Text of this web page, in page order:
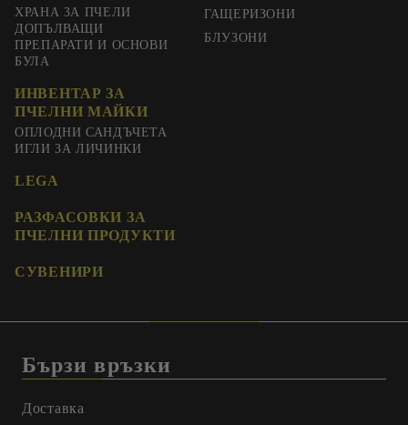
ХРАНА ЗА ПЧЕЛИ
ДОПЪЛВАЩИ
ПРЕПАРАТИ И ОСНОВИ
ГАЩЕРИЗОНИ
БЛУЗОНИ
БУЛА
ИНВЕНТАР ЗА
ПЧЕЛНИ МАЙКИ
ОПЛОДНИ САНДЪЧЕТА
ИГЛИ ЗА ЛИЧИНКИ
LEGA
РАЗФАСОВКИ ЗА
ПЧЕЛНИ ПРОДУКТИ
СУВЕНИРИ
Бързи връзки
Доставка